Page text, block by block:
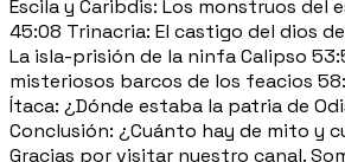
Escila y Caribdis: Los monstruos del
45:08 Trinacria: El castigo del dios
La isla-prisión de la ninfa Calipso
misteriosos barcos de los feacios
Ítaca: ¿Dónde estaba la patria de
Conclusión: ¿Cuánto hay de mito y
Gracias por visitar nuestro canal.